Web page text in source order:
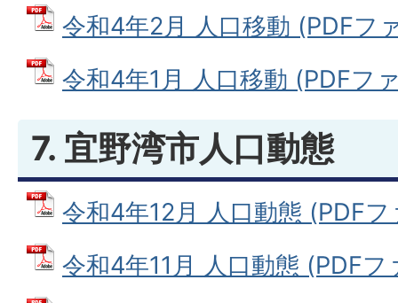
令和4年2月 人口移動 (PDFフ
令和4年1月 人口移動 (PDFフ
7. 宜野湾市人口動態
令和4年12月 人口動態 (PDF
令和4年11月 人口動態 (PDF